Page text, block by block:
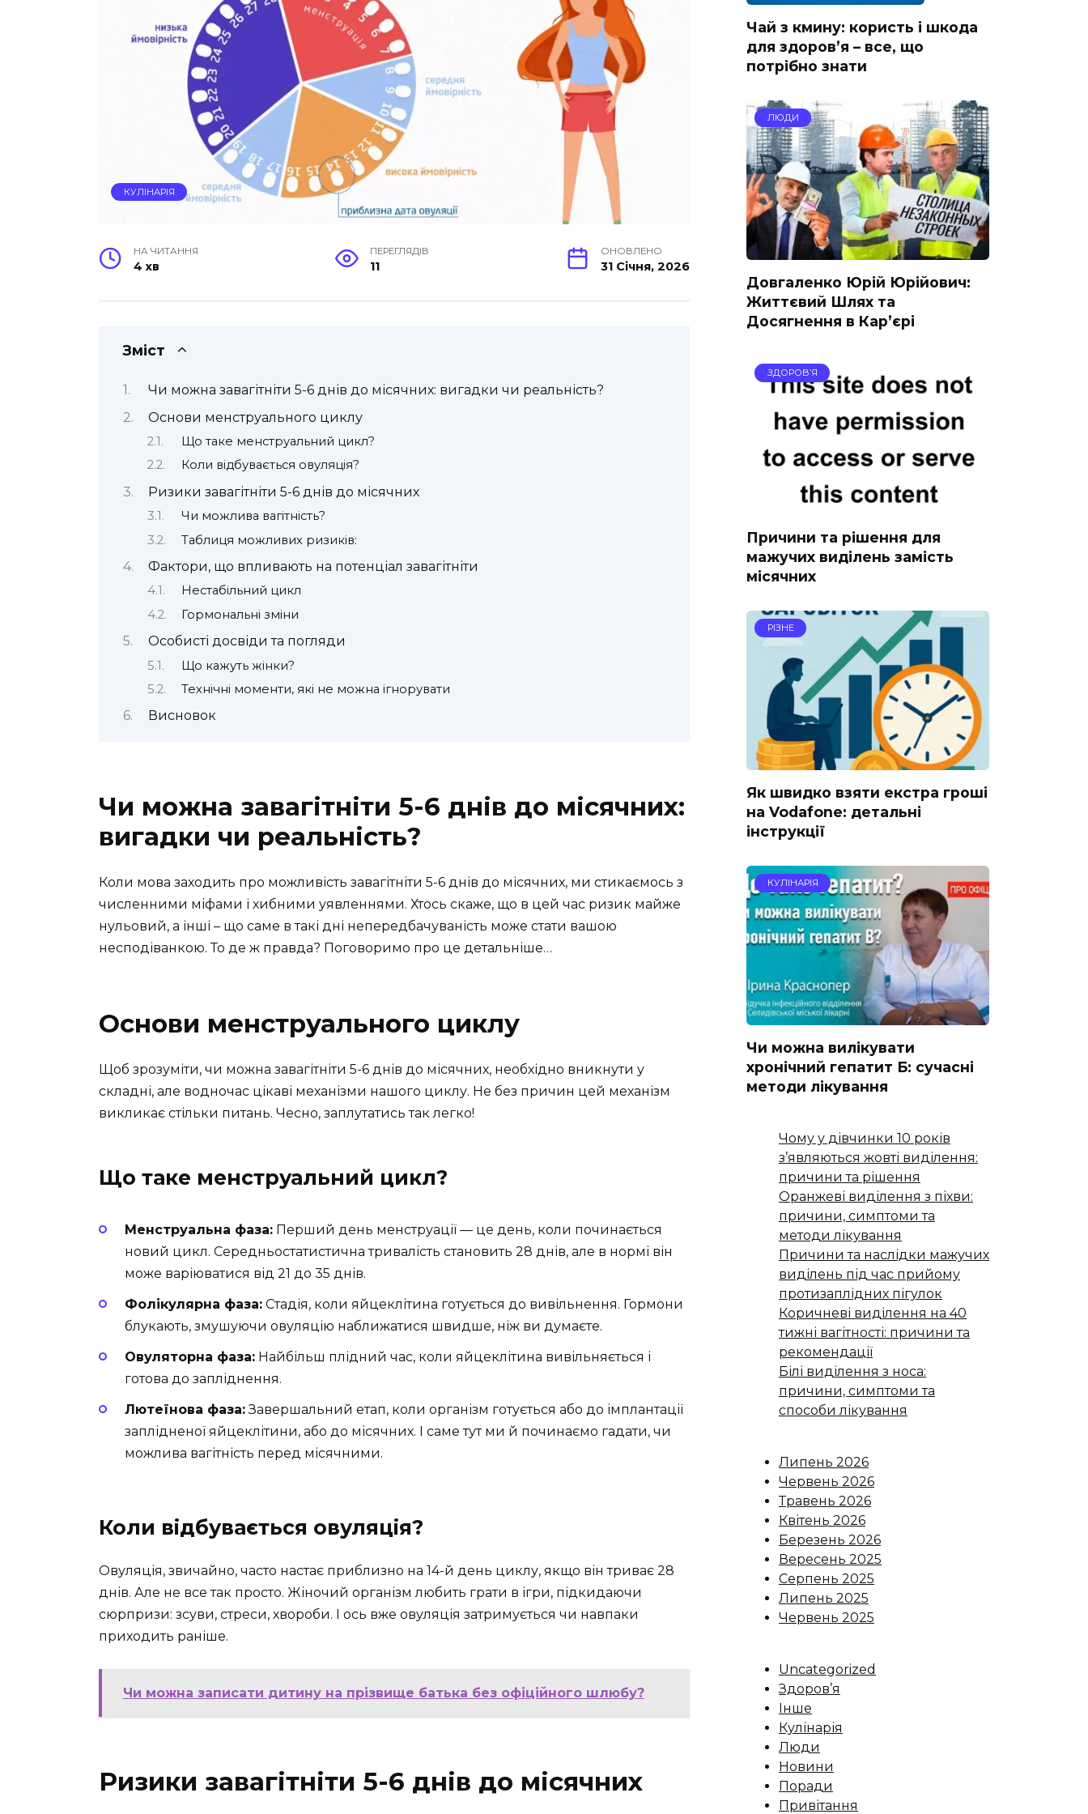
КУЛІНАРІЯ
НА ЧИТАННЯ
4 хв
ПЕРЕГЛЯДІВ
11
ОНОВЛЕНО
31 Січня, 2026
Зміст
Чи можна завагітніти 5-6 днів до місячних: вигадки чи реальність?
Основи менструального циклу
Що таке менструальний цикл?
Коли відбувається овуляція?
Ризики завагітніти 5-6 днів до місячних
Чи можлива вагітність?
Таблиця можливих ризиків:
Фактори, що впливають на потенціал завагітніти
Нестабільний цикл
Гормональні зміни
Особисті досвіди та погляди
Що кажуть жінки?
Технічні моменти, які не можна ігнорувати
Висновок
Чи можна завагітніти 5-6 днів до місячних:
вигадки чи реальність?
Коли мова заходить про можливість завагітніти 5-6 днів до місячних, ми стикаємось з
численними міфами і хибними уявленнями. Хтось скаже, що в цей час ризик майже
нульовий, а інші – що саме в такі дні непередбачуваність може стати вашою
несподіванкою. То де ж правда? Поговоримо про це детальніше…
Основи менструального циклу
Щоб зрозуміти, чи можна завагітніти 5-6 днів до місячних, необхідно вникнути у
складні, але водночас цікаві механізми нашого циклу. Не без причин цей механізм
викликає стільки питань. Чесно, заплутатись так легко!
Що таке менструальний цикл?
Менструальна фаза: Перший день менструації — це день, коли починається
новий цикл. Середньостатистична тривалість становить 28 днів, але в нормі він
може варіюватися від 21 до 35 днів.
Фолікулярна фаза: Стадія, коли яйцеклітина готується до вивільнення. Гормони
блукають, змушуючи овуляцію наближатися швидше, ніж ви думаєте.
Овуляторна фаза: Найбільш плідний час, коли яйцеклітина вивільняється і
готова до запліднення.
Лютеїнова фаза:Завершальний етап, коли організм готується або до імплантації
заплідненої яйцеклітини, або до місячних. І саме тут ми й починаємо гадати, чи
можлива вагітність перед місячними.
Коли відбувається овуляція?
Овуляція, звичайно, часто настає приблизно на 14-й день циклу, якщо він триває 28
днів. Але не все так просто. Жіночий організм любить грати в ігри, підкидаючи
сюрпризи: зсуви, стреси, хвороби. І ось вже овуляція затримується чи навпаки
приходить раніше.
Чи можна записати дитину на прізвище батька без офіційного шлюбу?
Ризики завагітніти 5-6 днів до місячних
Чай з кмину: користь і шкода
для здоров’я – все, що
потрібно знати
ЛЮДИ
Довгаленко Юрій Юрійович:
Життєвий Шлях та
Досягнення в Кар’єрі
ЗДОРОВ’Я
Причини та рішення для
мажучих виділень замість
місячних
РІЗНЕ
Як швидко взяти екстра гроші
на Vodafone: детальні
інструкції
КУЛІНАРІЯ
Чи можна вилікувати
хронічний гепатит Б: сучасні
методи лікування
Чому у дівчинки 10 років
з’являються жовті виділення:
причини та рішення
Оранжеві виділення з піхви:
причини, симптоми та
методи лікування
Причини та наслідки мажучих
виділень під час прийому
протизаплідних пігулок
Коричневі виділення на 40
тижні вагітності: причини та
рекомендації
Білі виділення з носа:
причини, симптоми та
способи лікування
Липень 2026
Червень 2026
Травень 2026
Квітень 2026
Березень 2026
Вересень 2025
Серпень 2025
Липень 2025
Червень 2025
Uncategorized
Здоров’я
Інше
Кулінарія
Люди
Новини
Поради
Привітання